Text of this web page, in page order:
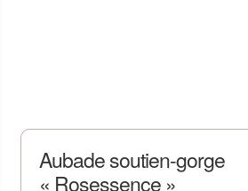
Aubade soutien-gorge
« Rosessence »